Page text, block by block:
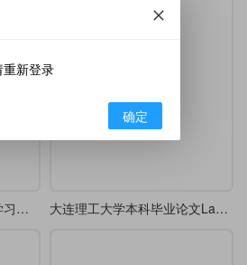
SpanishCards 西语单词学习笔记 大连理工大学本科毕业论文LaTeX模板
新登录
确定